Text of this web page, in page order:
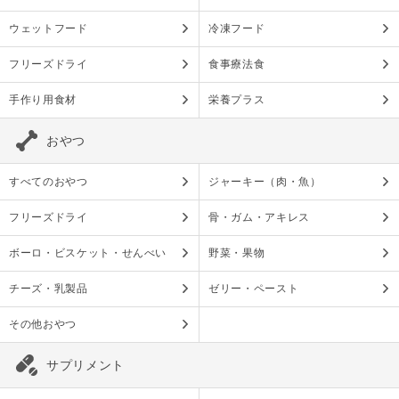
ウェットフード 冷凍フード
フリーズドライ 食事療法食
手作り用食材 栄養プラス
おやつ
すべてのおやつ ジャーキー（肉・魚）
フリーズドライ 骨・ガム・アキレス
ボーロ・ビスケット・せんべい 野菜・果物
チーズ・乳製品 ゼリー・ペースト
その他おやつ
サプリメント